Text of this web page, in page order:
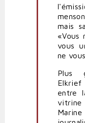
mais
«Vous
vous
ne
Plus
entre
vitrine